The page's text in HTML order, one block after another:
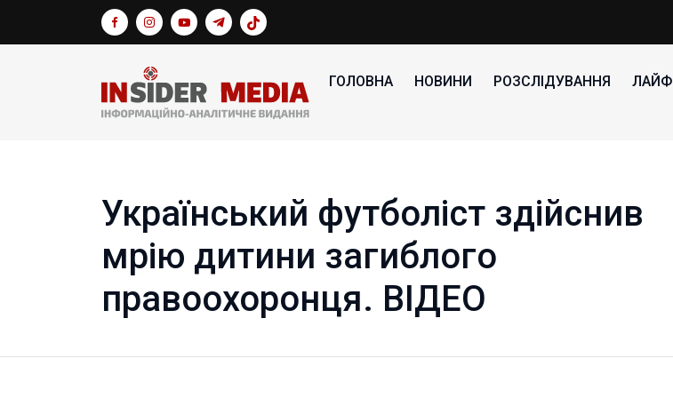
ГОЛОВНА НОВИНИ РОЗСЛІДУВАННЯ ЛАЙФ
Український футболіст здійснив
мрію дитини загиблого
правоохоронця. ВІДЕО